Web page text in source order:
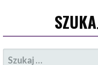
SZUKAJ: